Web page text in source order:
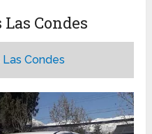
Condes
Condes